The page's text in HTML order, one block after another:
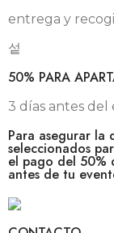
entrega y
50% PARA
3 días antes del
Para asegurar la
seleccionados
el pago del 50%
antes de tu